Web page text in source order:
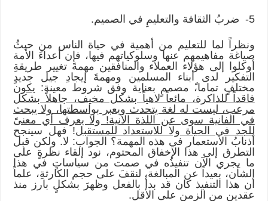
5- ضربُ الثقافة والتعليمِ في الصميم.
ونظراً لما للتعليم من أهمية في حياة الناس من حيثُ
صياغة مفاهيمهم عنها وسلوكياتهم فيها، فإن أعداءَ الأمة
أوكلوا إلى هؤلاء العملاء والمنافقين مهمةَ تغيير طريقةِ
التفكير لدى أبناء المسلمين ومهمةَ إيجادِ جيل جديدٍ
مختلفٍ تماما،ً مصممٍ بعناية وفق شروط معينة: يكون
فاقداً للذاكرة، مائعاً لاهياً بشكل مخيف، جاهلاً بشكل
مرعب، ليست له لغة يتحدث ويعبر بواسطتها، ولا يبحث
في الفانية سوى عن اللذة الآنية! ولا يعرف أي معنىً
للجد في الحياة ولا للاستعداد للمستقبل! فهل سينجح
أذنابُ الاستعمار في هذه المهمة؟ الجواب: لا. ولكن قبل
التطرق إلى هذا الإخفاق المحتوم، نود إلقاء نظرةٍ على
ما يجري الآن تنفيذُه في صمت من سياساتٍ في هذا
الشأن، بعيداً عن المبالغة، لنقفَ على حجم الكارثةِ، علماً
أن هذا التنفيذ كان قد بدأ بالفعل وظهرَ بشكلٍ بارز منذ
عقدين من الزمن على الأقل.